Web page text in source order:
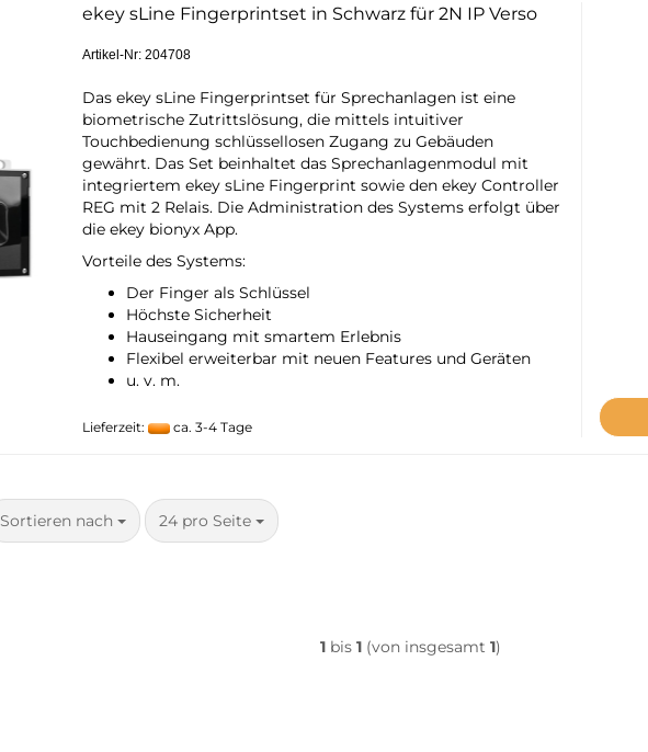
Netzteile
Aktoren
Energiezähler
Zubehör
ekey sLine Fingerprintset in Schwarz für 2N IP Verso
Artikel-Nr: 204708
Das ekey sLine Fingerprintset für Sprechanlagen ist eine
biometrische Zutrittslösung, die mittels intuitiver
Touchbedienung schlüssellosen Zugang zu Gebäuden
gewährt. Das Set beinhaltet das Sprechanlagenmodul mit
integriertem ekey sLine Fingerprint sowie den ekey Controller
REG mit 2 Relais. Die Administration des Systems erfolgt über
die ekey bionyx App.
Vorteile des Systems:
Der Finger als Schlüssel
Höchste Sicherheit
Hauseingang mit smartem Erlebnis
Flexibel erweiterbar mit neuen Features und Geräten
u. v. m.
Lieferzeit: ca. 3-4 Tage
Sortieren nach
Sortieren nach 24 pro Seite
pro Seite
1bis 1(von insgesamt 1)